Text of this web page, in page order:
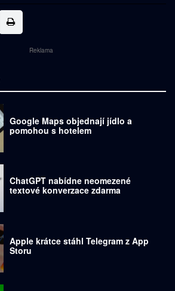
Reklama
Google Maps objednají jídlo a
pomohou s hotelem
ChatGPT nabídne neomezené
textové konverzace zdarma
Apple krátce stáhl Telegram z App
Storu